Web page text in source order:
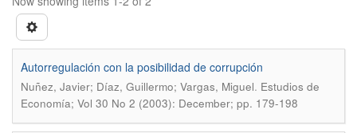
Autorregulación con la posibilidad de corrupción
Nuñez, Javier; Díaz, Guillermo; Vargas, Miguel. Estudios de
Economía; Vol 30 No 2 (2003): December; pp. 179-198